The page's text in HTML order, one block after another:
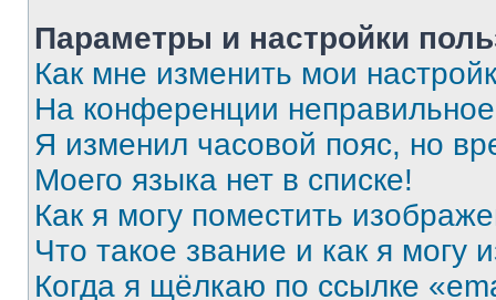
Параметры и настройки
Как мне изменить мои
На конференции
Я изменил часовой пояс, но
Моего языка нет в списке!
Как я могу поместить
Что такое звание и как я могу
Когда я щёлкаю по ссылке